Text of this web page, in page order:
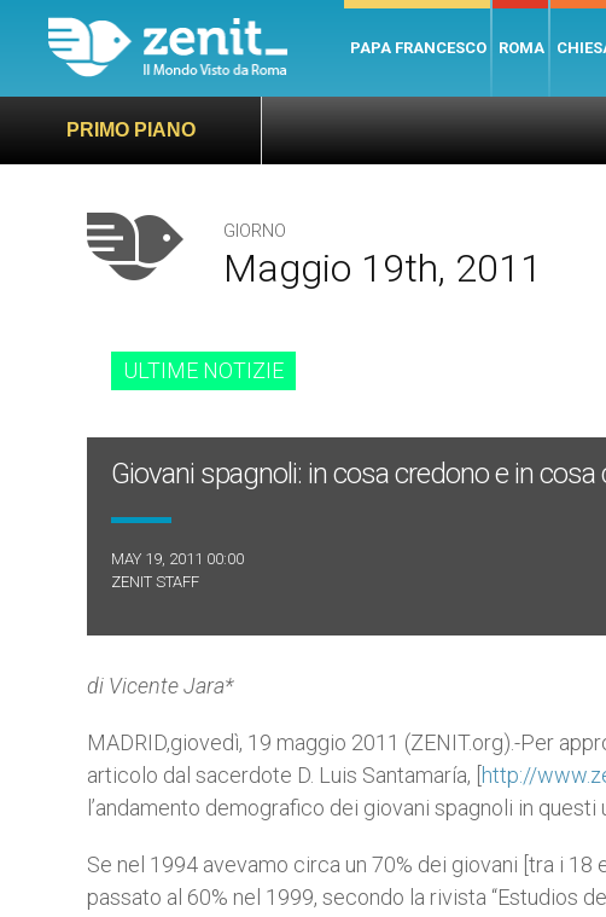
PAPA FRANCESCO ROMA
PRIMO PIANO
GIORNO
Maggio 19th, 2011
ULTIME NOTIZIE
Giovani spagnoli: in cosa credono e in cosa
MAY 19, 2011 00:00
ZENIT STAFF
di Vicente Jara*
MADRID,giovedì, 19 maggio 2011 (ZENIT.org).-Per
articolo dal sacerdote D. Luis Santamaría, [ http://
l’andamento demografico dei giovani spagnoli in
Se nel 1994 avevamo circa un 70% dei giovani [tra i
passato al 60% nel 1999, secondo la rivista “Estudios